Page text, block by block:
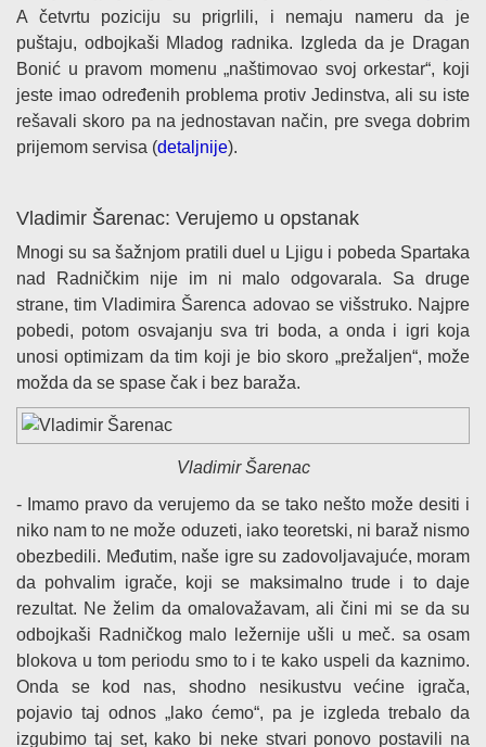
A četvrtu poziciju su prigrlili, i nemaju nameru da je
puštaju, odbojkaši Mladog radnika. Izgleda da je Dragan
Bonić u pravom momenu „naštimovao svoj orkestar“, koji
jeste imao određenih problema protiv Jedinstva, ali su iste
rešavali skoro pa na jednostavan način, pre svega dobrim
prijemom servisa (detaljnije).
Vladimir Šarenac: Verujemo u opstanak
Mnogi su sa šažnjom pratili duel u Ljigu i pobeda Spartaka
nad Radničkim nije im ni malo odgovarala. Sa druge
strane, tim Vladimira Šarenca adovao se višstruko. Najpre
pobedi, potom osvajanju sva tri boda, a onda i igri koja
unosi optimizam da tim koji je bio skoro „prežaljen“, može
možda da se spase čak i bez baraža.
Vladimir Šarenac
- Imamo pravo da verujemo da se tako nešto može desiti i
niko nam to ne može oduzeti, iako teoretski, ni baraž nismo
obezbedili. Međutim, naše igre su zadovoljavajuće, moram
da pohvalim igrače, koji se maksimalno trude i to daje
rezultat. Ne želim da omalovažavam, ali čini mi se da su
odbojkaši Radničkog malo ležernije ušli u meč. sa osam
blokova u tom periodu smo to i te kako uspeli da kaznimo.
Onda se kod nas, shodno nesikustvu većine igrača,
pojavio taj odnos „lako ćemo“, pa je izgleda trebalo da
izgubimo taj set, kako bi neke stvari ponovo postavili na